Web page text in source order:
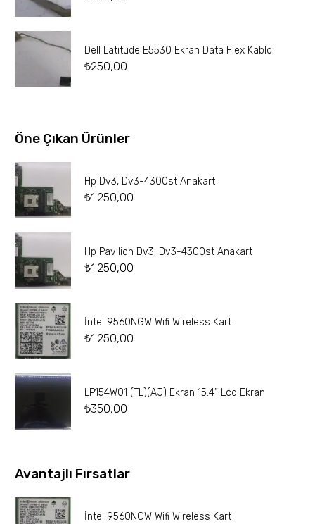
Dell Latitude E5530 Ekran Data Flex Kablo
₺250,00
Öne Çıkan Ürünler
Hp Dv3, Dv3-4300st Anakart
₺1.250,00
Hp Pavilion Dv3, Dv3-4300st Anakart
₺1.250,00
İntel 9560NGW Wifi Wireless Kart
₺1.250,00
LP154W01 (TL)(AJ) Ekran 15.4” Lcd Ekran
₺350,00
Avantajlı Fırsatlar
İntel 9560NGW Wifi Wireless Kart